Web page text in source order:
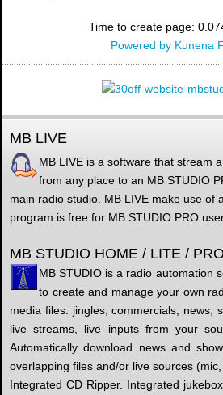
Time to create page:
Powered by Kunena
MB LIVE
MB LIVE is a software that stream
from any place to an MB STUDIO
main radio studio. MB LIVE make use of
program is free for MB STUDIO PRO
MB STUDIO HOME / LITE / PRO
MB STUDIO is a radio automation
to create and manage your own
media files: jingles, commercials, news,
live streams, live inputs from your
Automatically download news and
overlapping files and/or live sources
Integrated CD Ripper. Integrated